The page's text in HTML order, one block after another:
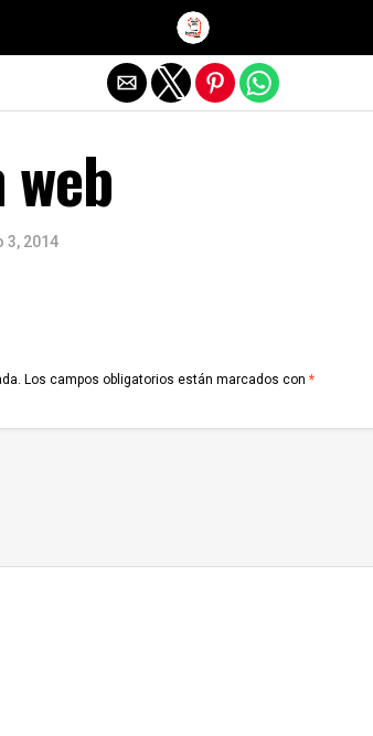
3, 2014
Los campos obligatorios están marcados con *
Salir de la versión móvil